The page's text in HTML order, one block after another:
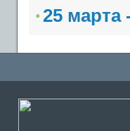
25 марта